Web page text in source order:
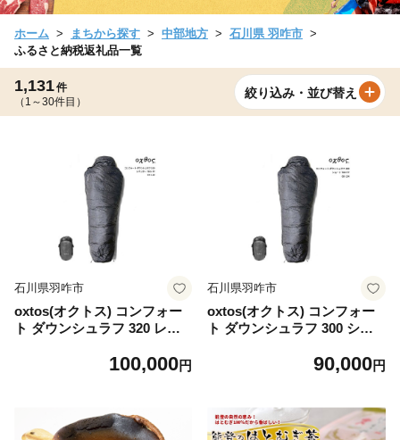
ホーム まちから探す 中部地方
石川県 羽咋市
ふるさと納税返礼品一覧
1,131件
（1～30件目）
絞り込み・並び替え
石川県羽咋市
oxtos(オクトス) コンフォー
ト ダウンシュラフ 320 レギ
100,000円
石川県羽咋市
oxtos(オクトス) コンフォー
ト ダウンシュラフ 300 ショ
90,000円